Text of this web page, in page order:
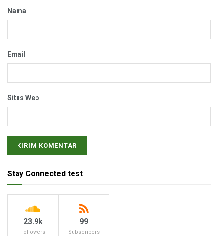
Nama
Email
Situs Web
Stay Connected test
23.9k
Followers
99
Subscribers